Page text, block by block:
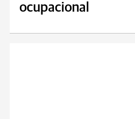
ocupacional